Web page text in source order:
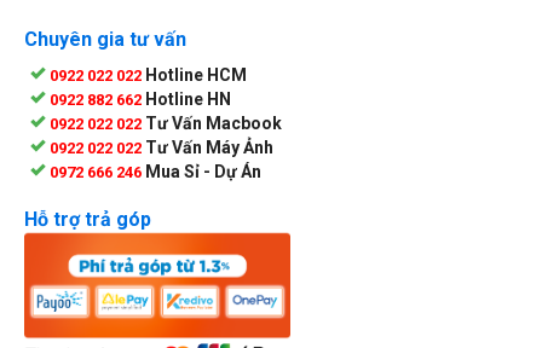
Chuyên gia tư vấn
0922 022 022 Hotline HCM
0922 882 662 Hotline HN
0922 022 022 Tư Vấn Macbook
0922 022 022 Tư Vấn Máy Ảnh
0972 666 246 Mua Sỉ - Dự Án
Hỗ trợ trả góp